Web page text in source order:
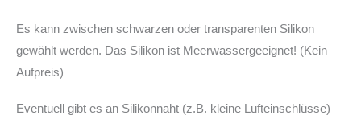
20cm
Abstand
zur
Es kann zwischen schwarzen oder transparenten Silikon
gewählt werden. Das Silikon ist Meerwassergeeignet! (Kein
Aufpreis)
Eventuell gibt es an Silikonnaht (z.B. kleine Lufteinschlüsse)